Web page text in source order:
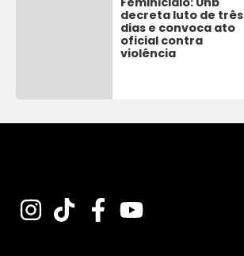
decreta luto de três
dias e convoca ato
oficial contra
violência